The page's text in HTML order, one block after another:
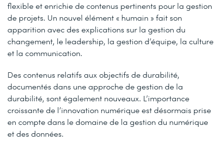
flexible et enrichie de contenus pertinents pour la gestion
de projets. Un nouvel élément « humain » fait son
apparition avec des explications sur la gestion du
changement, le leadership, la gestion d’équipe, la culture
et la communication.
Des contenus relatifs aux objectifs de durabilité,
documentés dans une approche de gestion de la
durabilité, sont également nouveaux. L’importance
croissante de l’innovation numérique est désormais prise
en compte dans le domaine de la gestion du numérique
et des données.